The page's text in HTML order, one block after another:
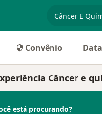
Convênio
Câncer e
está procurando?